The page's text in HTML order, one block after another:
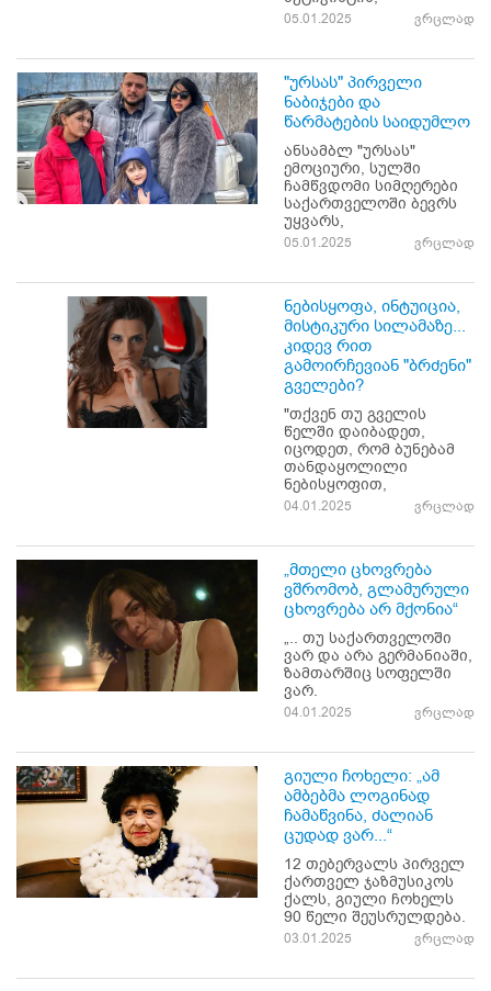
05.01.2025 ვრცლად
"ურსას" პირველი
ნაბიჯები და
წარმატების საიდუმლო
ანსამბლ "ურსას"
ემოციური, სულში
ჩამწვდომი სიმღერები
საქართველოში ბევრს
უყვარს,
05.01.2025 ვრცლად
ნებისყოფა, ინტუიცია,
მისტიკური სილამაზე...
კიდევ რით
გამოირჩევიან "ბრძენი"
გველები?
"თქვენ თუ გველის
წელში დაიბადეთ,
იცოდეთ, რომ ბუნებამ
თანდაყოლილი
ნებისყოფით,
04.01.2025 ვრცლად
„მთელი ცხოვრება
ვშრომობ, გლამურული
ცხოვრება არ მქონია“
„.. თუ საქართველოში
ვარ და არა გერმანიაში,
ზამთარშიც სოფელში
ვარ.
04.01.2025 ვრცლად
გიული ჩოხელი: „ამ
ამბებმა ლოგინად
ჩამაწვინა, ძალიან
ცუდად ვარ...“
12 თებერვალს პირველ
ქართველ ჯაზმუსიკოს
ქალს, გიული ჩოხელს
90 წელი შეუსრულდება.
03.01.2025 ვრცლად